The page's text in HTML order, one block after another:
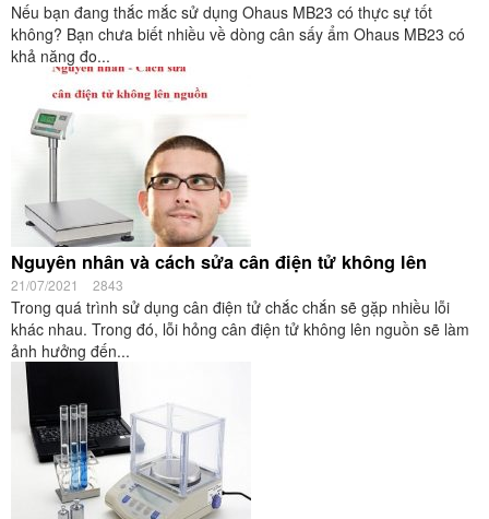
Nếu bạn đang thắc mắc sử dụng Ohaus MB23 có thực sự tốt
không? Bạn chưa biết nhiều về dòng cân sấy ẩm Ohaus MB23 có
khả năng đo...
Nguyên nhân và cách sửa cân điện tử không lên
21/07/2021 2843
Trong quá trình sử dụng cân điện tử chắc chắn sẽ gặp nhiều lỗi
khác nhau. Trong đó, lỗi hỏng cân điện tử không lên nguồn sẽ làm
ảnh hưởng đến...